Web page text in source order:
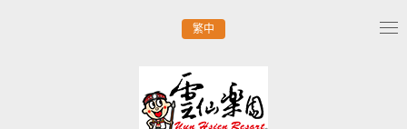
繁中